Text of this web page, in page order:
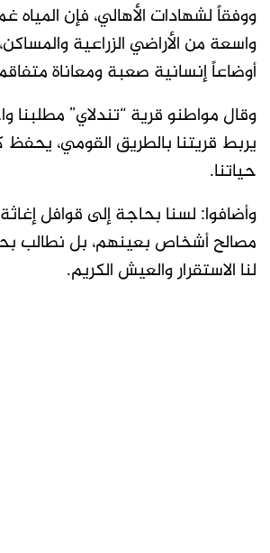
ووفقاً لشهادات الأهالي، فإن
واسعة من الأراضي الزراعية
أوضاعاً إنسانية صعبة ومعاناة
وقال مواطنو قرية “تندلاي” مطلبنا
يربط قريتنا بالطريق القومي، يحفظ
حياتنا.
وأضافوا: لسنا بحاجة إلى قوافل
مصالح أشخاص بعينهم، بل نطالب
لنا الاستقرار والعيش الكريم.